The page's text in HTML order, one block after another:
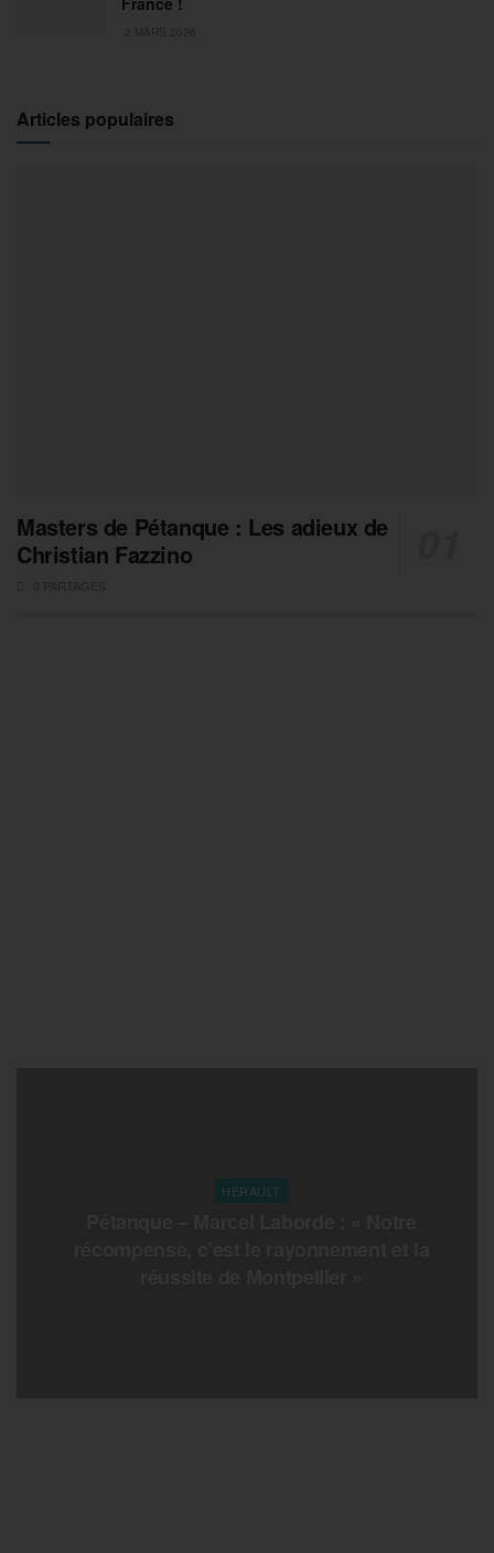
Articles populaires
Masters de Pétanque : Les adieux de
Christian Fazzino
HERAULT